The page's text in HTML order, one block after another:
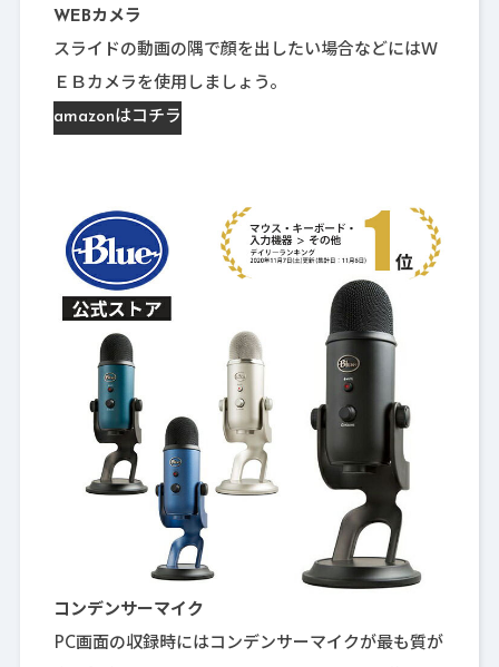
WEBカメラ
スライドの動画の隅で顔を出したい場合などにはＷ
ＥＢカメラを使用しましょう。
amazonはコチラ
コンデンサーマイク
PC画面の収録時にはコンデンサーマイクが最も質が